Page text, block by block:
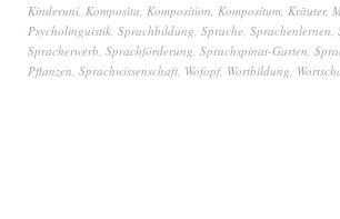
Kinderuni Komposita Komposition Kompositum Kräuter,
Psycholinguistik Sprachbildung Sprache Sprachenlernen
Spracherwerb Sprachförderung Sprachspinat-Garten
Pflanzen Sprachwissenschaft Wofopf, Wortbildung